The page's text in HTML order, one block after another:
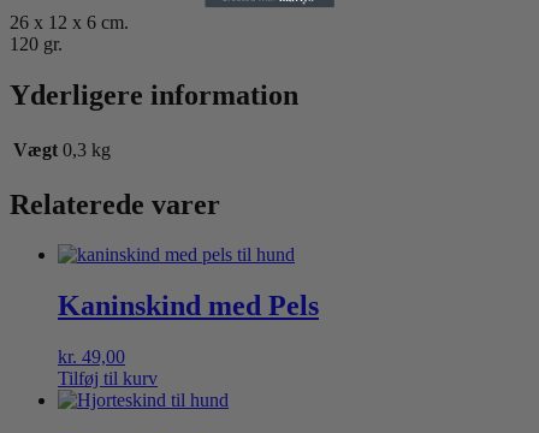
26 x 12 x 6 cm.
120 gr.
Yderligere information
Vægt 0,3 kg
Relaterede varer
Kaninskind med Pels
kr. 49,00
Tilføj til kurv